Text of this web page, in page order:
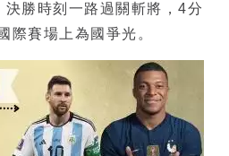
勝時刻一路過關斬將，4分
際賽場上為國爭光。